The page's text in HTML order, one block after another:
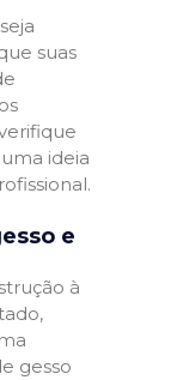
suas
ideia
e
à
gesso